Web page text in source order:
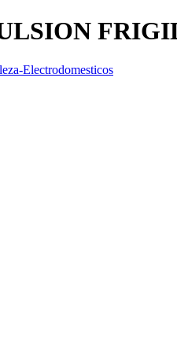
Electrodomesticos